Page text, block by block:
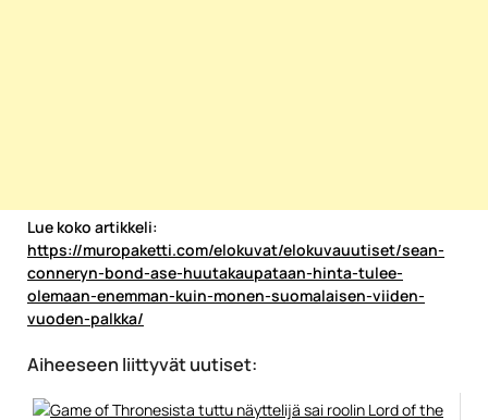
Lue koko artikkeli:
https://muropaketti.com/elokuvat/elokuvauutiset/sean-
conneryn-bond-ase-huutakaupataan-hinta-tulee-
olemaan-enemman-kuin-monen-suomalaisen-viiden-
vuoden-palkka/
Aiheeseen liittyvät uutiset: